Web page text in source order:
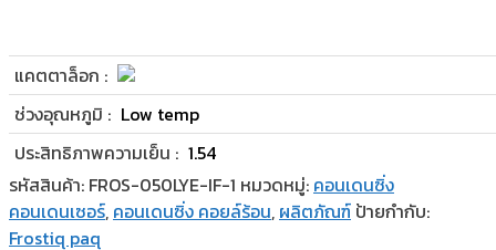
แคตตาล็อก :
ช่วงอุณหภูมิ : Low temp
ประสิทธิภาพความเย็น : 1.54
รหัสสินค้า: FROS-050LYE-IF-1 หมวดหมู่: คอนเดนซิ่ง
คอนเดนเซอร์, คอนเดนซิ่ง คอยล์ร้อน, ผลิตภัณฑ์ ป้ายกำกับ:
Frostiq paq